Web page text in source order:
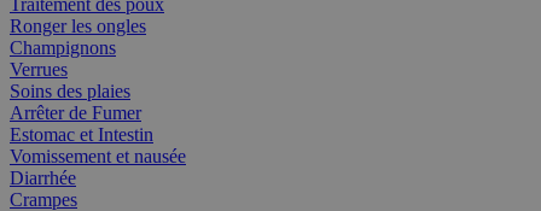
Traitement des poux
Ronger les ongles
Champignons
Verrues
Soins des plaies
Arrêter de Fumer
Estomac et Intestin
Vomissement et nausée
Diarrhée
Crampes